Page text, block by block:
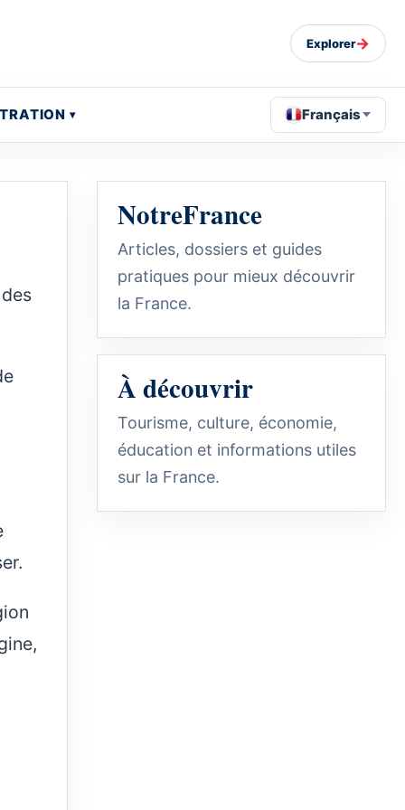
Explorer→
Français
NotreFrance
Articles, dossiers et guides
pratiques pour mieux découvrir
la France.
À découvrir
Tourisme, culture, économie,
éducation et informations utiles
sur la France.